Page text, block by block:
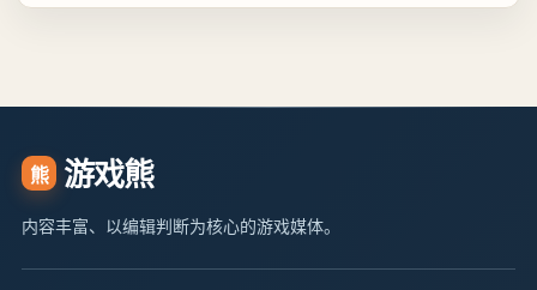
熊 游戏熊
内容丰富、以编辑判断为核心的游戏媒体。